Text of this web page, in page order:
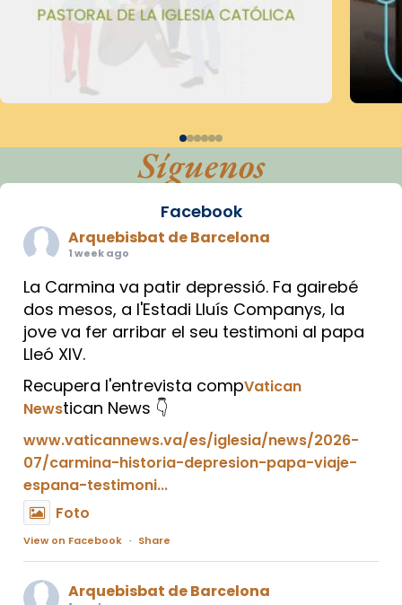
Síguenos
Facebook
Arquebisbat de Barcelona
1 week ago
La Carmina va patir depressió. Fa gairebé
dos mesos, a l'Estadi Lluís Companys, la
jove va fer arribar el seu testimoni al papa
Lleó XIV.
Recupera l'entrevista compVatican
Newstican News 👇
www.vaticannews.va/es/iglesia/news/2026-
07/carmina-historia-depresion-papa-viaje-
espana-testimoni...
Foto
View on Facebook · Share
Arquebisbat de Barcelona